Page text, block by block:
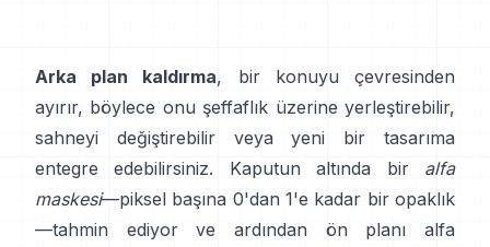
Arka plan kaldırma, bir konuyu çevresinden
ayırır, böylece onu şeffaflık üzerine yerleştirebilir,
sahneyi değiştirebilir veya yeni bir tasarıma
entegre edebilirsiniz. Kaputun altında bir
alfa
maskesi—piksel başına 0'dan 1'e kadar bir opaklık
—tahmin ediyor ve ardından ön planı alfa